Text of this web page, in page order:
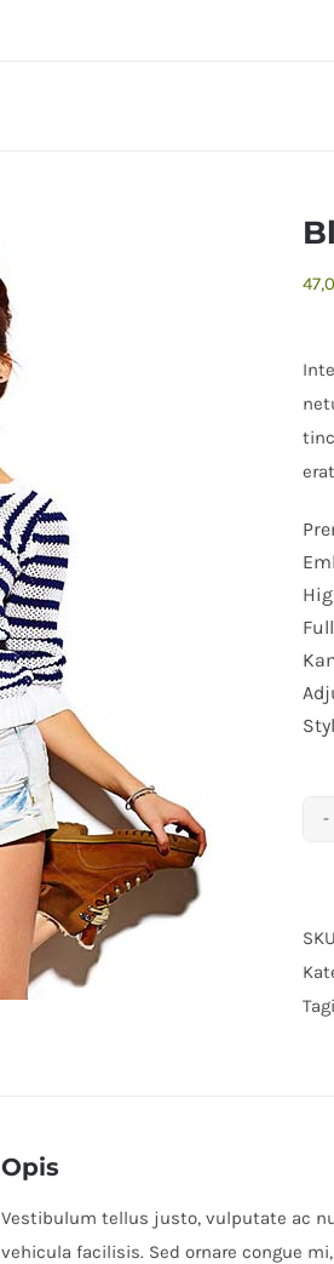
Opis
Vestibulum tellus justo, vulputate ac
vehicula facilisis. Sed ornare congue